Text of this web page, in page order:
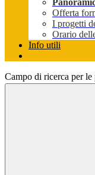
Offerta
I progetti
Orario
Info utili
Campo di ricerca per le